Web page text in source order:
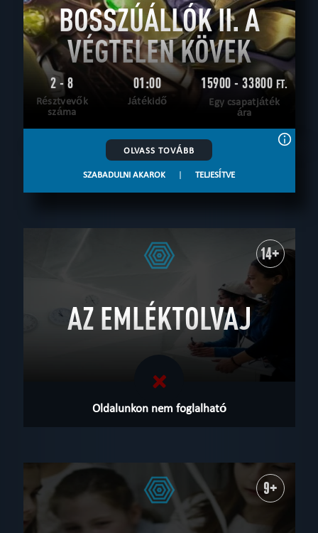
BOSSZÚÁLLÓK II. A
VÉGTELEN KÖVEK
2 - 8
Résztvevők
száma
01:00
Játékidő
15900 - 33800 FT.
Egy csapatjáték
ára
OLVASS TOVÁBB
SZABADULNI AKAROK | TELJESÍTVE
14+
AZ EMLÉKTOLVAJ
Oldalunkon nem foglalható
9+